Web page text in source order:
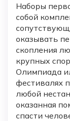
Наборы
собой
оказывать
скопления
крупных
Олимпиада
фестивалях
любой
оказанная
спасти